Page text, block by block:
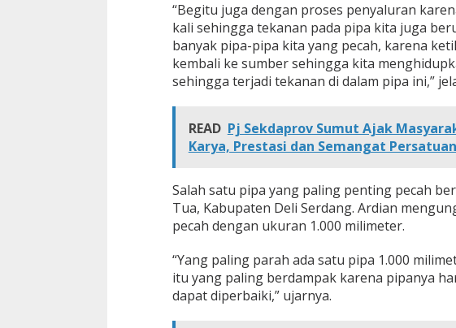
r
T
e
a
g
u
“Begitu juga dengan proses penyaluran
kali sehingga tekanan pada pipa kita juga
banyak pipa-pipa kita yang pecah, karena
kembali ke sumber sehingga kita
sehingga terjadi tekanan di dalam pipa ini,”
READ Pj Sekdaprov Sumut Ajak
Karya, Prestasi dan Semangat Persatuan
Salah satu pipa yang paling penting pecah
Tua, Kabupaten Deli Serdang. Ardian
pecah dengan ukuran 1.000 milimeter.
“Yang paling parah ada satu pipa 1.000
itu yang paling berdampak karena pipanya
dapat diperbaiki,” ujarnya.